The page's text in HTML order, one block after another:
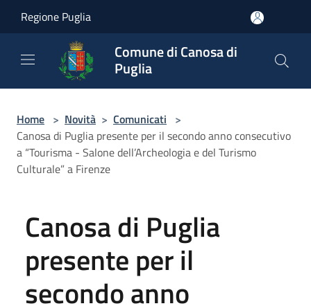
Regione Puglia
Comune di Canosa di
Puglia
Home > Novità > Comunicati >
Canosa di Puglia presente per il secondo anno consecutivo
a “Tourisma - Salone dell’Archeologia e del Turismo
Culturale” a Firenze
Canosa di Puglia
presente per il
secondo anno